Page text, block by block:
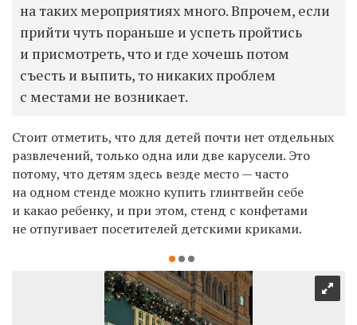
на таких мероприятиях много. Впрочем, если
прийти чуть пораньше и успеть пройтись
и присмотреть, что и где хочешь потом
съесть и выпить, то никаких проблем
с местами не возникает.
Стоит отметить, что для детей почти нет отдельных
развлечений, только одна или две карусели. Это
потому, что детям здесь везде место — часто
на одном стенде можно купить глинтвейн себе
и какао ребенку, и при этом, стенд с конфетами
не отпугивает посетителей детскими криками.